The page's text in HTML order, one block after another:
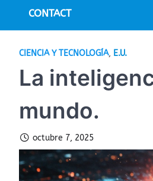
CONTACT
CIENCIA Y TECNOLOGÍA, E.U.
La
mundo.
octubre 7, 2025